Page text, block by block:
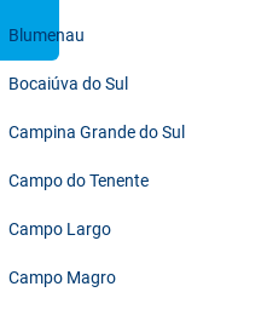
Blumenau
Bocaiúva do Sul
Campina Grande do Sul
Campo do Tenente
Campo Largo
Campo Magro